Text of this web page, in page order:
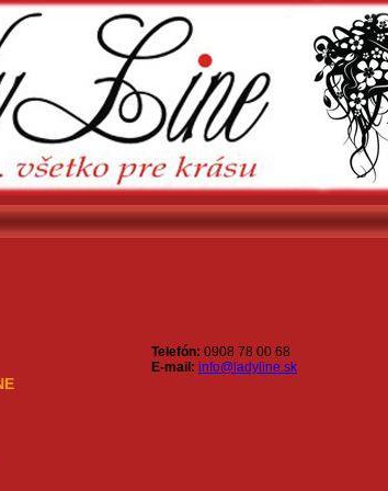
Telefón: 0908 78 00 68
E-mail: info@ladyline.sk